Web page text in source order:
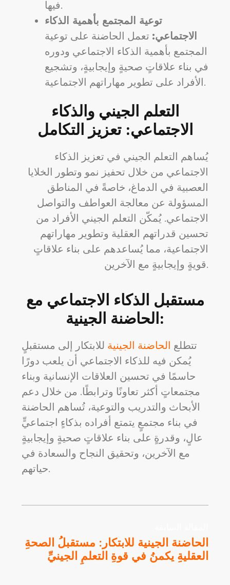
فيها.
توعية المجتمع بأهمية الذكاء
الاجتماعي: تعمل الحاضنة على توعية
المجتمع بأهمية الذكاء الاجتماعي ودوره
في بناء علاقاتٍ صحيةٍ وإيجابيةٍ، وتشجيع
الأفراد على تطوير مهاراتهم الاجتماعية.
التعلم الجيني والذكاء
الاجتماعي: تعزيز التكامل
يُساهم التعلم الجيني في تعزيز الذكاء
الاجتماعي من خلال تحفيز نمو وتطور الخلايا
العصبية في الدماغ، خاصةً في المناطق
المسؤولة عن معالجة العواطف والتواصل
الاجتماعي. يُمكّن التعلم الجيني الأفراد من
تحسين قدراتهم العقلية وتطوير مهاراتهم
الاجتماعية، مما يُساعدهم على بناء علاقاتٍ
قويةٍ وإيجابيةٍ مع الآخرين.
مستقبل الذكاء الاجتماعي مع
الحاضنة الجينية:
تتطلع الحاضنة الجينية للابتكار إلى مستقبلٍ
يُمكن فيه للذكاء الاجتماعي أن يلعب دورًا
حاسمًا في تحسين العلاقات الإنسانية وبناء
مجتمعاتٍ أكثر تعاونًا وترابطًا. من خلال دعم
الأبحاث والتدريب والتوعية، تُساهم الحاضنة
في بناء مجتمعٍ يتمتع أفراده بذكاءٍ اجتماعيٍّ
عالٍ، وقدرةٍ على بناء علاقاتٍ صحيةٍ وإيجابيةٍ
مع الآخرين، وتحقيق النجاح والسعادة في
حياتهم.
الحاضنة الجينية للابتكار: مستقبلُ الصحةِ
العقليةِ يكمنُ في قوةِ التعلمِ الجينيِّ